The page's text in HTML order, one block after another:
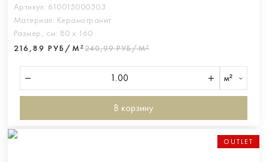
Артикул: 610015000503
Материал: Керамогранит
Размер, см: 80 х 160
216,89 РУБ/М²240,99 РУБ/М²
м²
В корзину
OUTLET